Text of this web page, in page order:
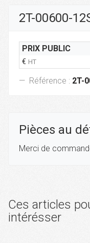
2T-00600-
PRIX PUBLIC
€ HT
Référence : 2T-
Pièces au
Merci de
Ces articles
intérésser